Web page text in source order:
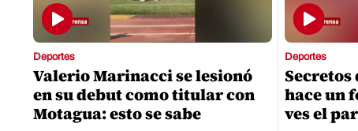
Deportes
Valerio Marinacci se lesionó
en su debut como titular con
Motagua: esto se sabe
Deportes
Secretos
hace un
ves el